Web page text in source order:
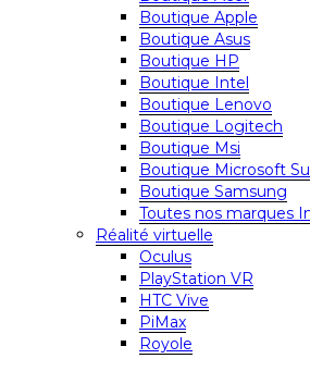
Boutique Apple
Boutique Asus
Boutique HP
Boutique Intel
Boutique Lenovo
Boutique Logitech
Boutique Msi
Boutique Microsoft
Boutique Samsung
Toutes nos marques
Réalité virtuelle
Oculus
PlayStation VR
HTC Vive
PiMax
Royole